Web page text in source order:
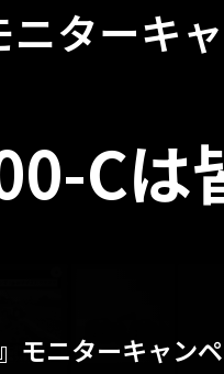
ニターキ
Cは
モニターキャン